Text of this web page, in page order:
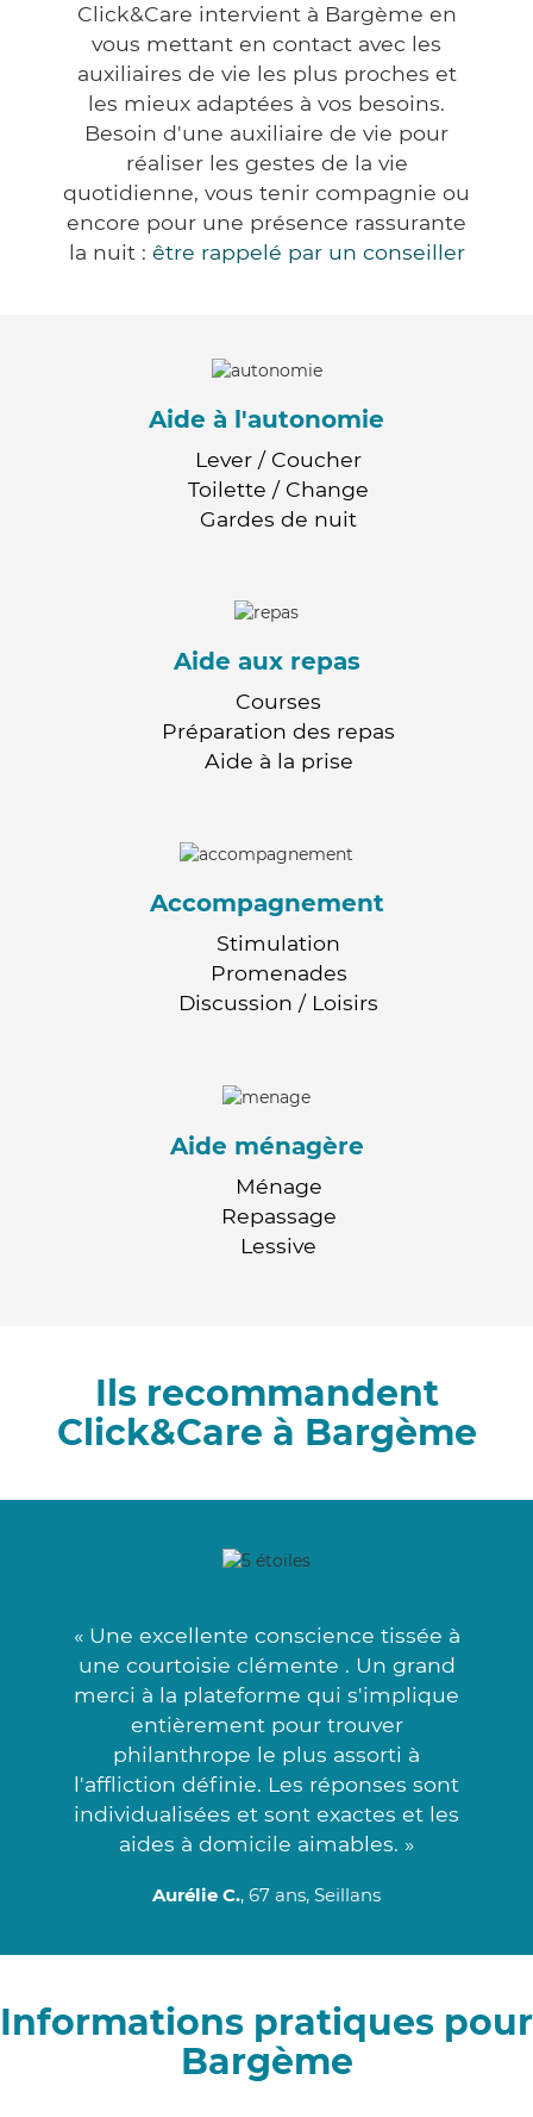
Click&Care intervient à Bargème en
vous mettant en contact avec les
auxiliaires de vie les plus proches et
les mieux adaptées à vos besoins.
Besoin d'une auxiliaire de vie pour
réaliser les gestes de la vie
quotidienne, vous tenir compagnie ou
encore pour une présence rassurante
la nuit : être rappelé par un conseiller
Aide à l'autonomie
Lever / Coucher
Toilette / Change
Gardes de nuit
Aide aux repas
Courses
Préparation des repas
Aide à la prise
Accompagnement
Stimulation
Promenades
Discussion / Loisirs
Aide ménagère
Ménage
Repassage
Lessive
Ils recommandent
Click&Care à Bargème
« Une excellente conscience tissée à
une courtoisie clémente . Un grand
merci à la plateforme qui s'implique
entièrement pour trouver
philanthrope le plus assorti à
l'affliction définie. Les réponses sont
individualisées et sont exactes et les
aides à domicile aimables. »
Aurélie C., 67 ans, Seillans
Informations pratiques pour
Bargème